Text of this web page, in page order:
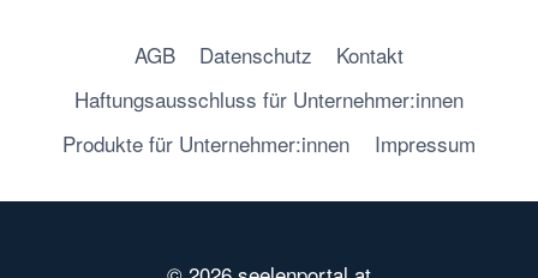
AGB Datenschutz
Kontakt
Haftungsausschluss für Unternehmer:innen
Produkte für Unternehmer:innen
Impressum